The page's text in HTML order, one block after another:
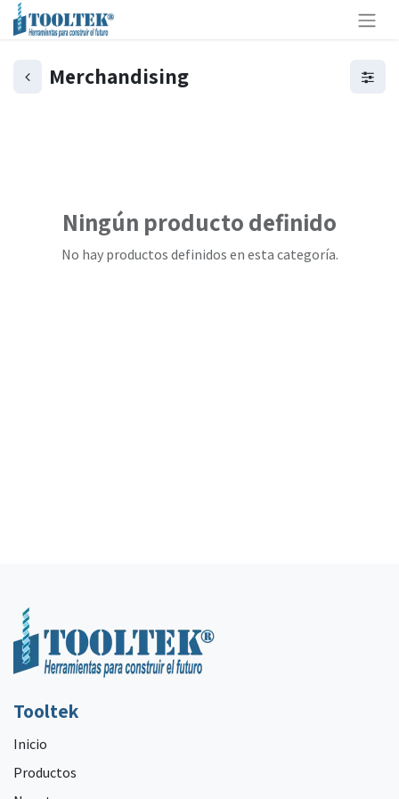
Merchandising
Ningún producto definido
No hay productos definidos en esta categoría.
Tooltek
Inicio
Productos